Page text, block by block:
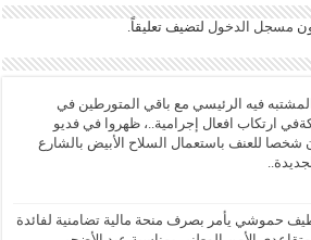
مسجل الدخول لتضيف تعليقاً.
فيه الرئيسي مع باقي المتورطين في
ارتكاب افعال إجرامية..، ظهروا في فديو
للعنف باستعمال السلاح الأبيض بالشارع
حموشي يأمر بصرف منحة مالية تضامنية لفائدة